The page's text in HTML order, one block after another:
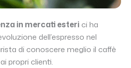
in mercati esteri ci ha
dell’espresso nel
di conoscere meglio il caffè
propri clienti.